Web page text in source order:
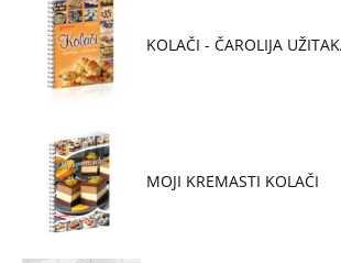
KOLAČI - ČAROLIJA
MOJI KREMASTI KOLAČI